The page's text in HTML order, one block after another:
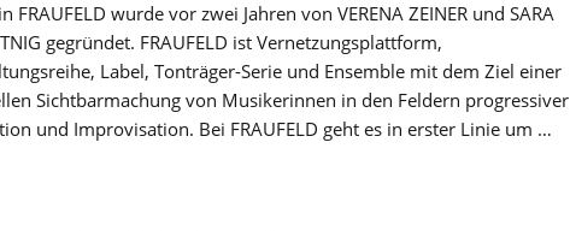
FRAUFELD wurde vor zwei Jahren von VERENA ZEINER und SARA
gegründet. FRAUFELD ist Vernetzungsplattform,
Label, Tonträger-Serie und Ensemble mit dem Ziel einer
Sichtbarmachung von Musikerinnen in den Feldern progressiver
und Improvisation. Bei FRAUFELD geht es in erster Linie um …